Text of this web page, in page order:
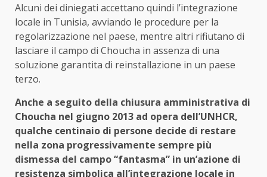
Alcuni dei diniegati accettano quindi l’integrazione
locale in Tunisia, avviando le procedure per la
regolarizzazione nel paese, mentre altri rifiutano di
lasciare il campo di Choucha in assenza di una
soluzione garantita di reinstallazione in un paese
terzo.
Anche a seguito della chiusura amministrativa di
Choucha nel giugno 2013 ad opera dell’UNHCR,
qualche centinaio di persone decide di restare
nella zona progressivamente sempre più
dismessa del campo “fantasma” in un’azione di
resistenza simbolica all’integrazione locale in